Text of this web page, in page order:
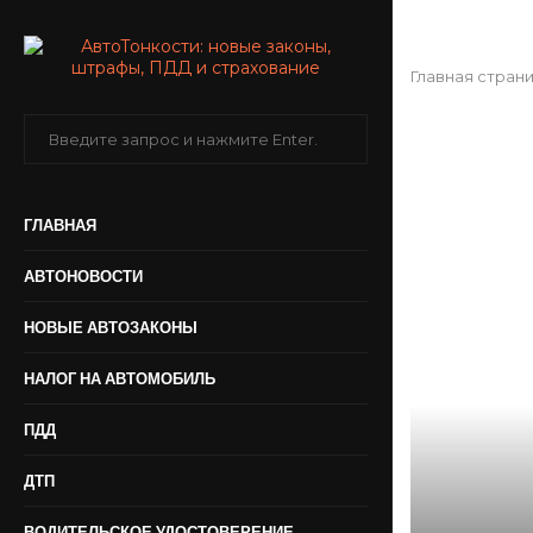
ГЛАВНАЯ
АВТОНОВОСТИ
НОВЫЕ АВТОЗАКОНЫ
НАЛОГ НА АВТОМОБИЛЬ
ПДД
ДТП
Главная